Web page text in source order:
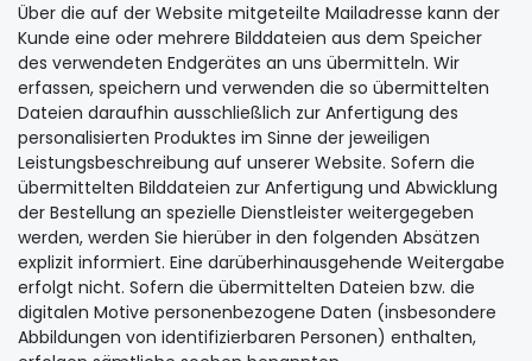
Über die auf der Website mitgeteilte Mailadresse kann der
Kunde eine oder mehrere Bilddateien aus dem Speicher
des verwendeten Endgerätes an uns übermitteln. Wir
erfassen, speichern und verwenden die so übermittelten
Dateien daraufhin ausschließlich zur Anfertigung des
personalisierten Produktes im Sinne der jeweiligen
Leistungsbeschreibung auf unserer Website. Sofern die
übermittelten Bilddateien zur Anfertigung und Abwicklung
der Bestellung an spezielle Dienstleister weitergegeben
werden, werden Sie hierüber in den folgenden Absätzen
explizit informiert. Eine darüberhinausgehende Weitergabe
erfolgt nicht. Sofern die übermittelten Dateien bzw. die
digitalen Motive personenbezogene Daten (insbesondere
Abbildungen von identifizierbaren Personen) enthalten,